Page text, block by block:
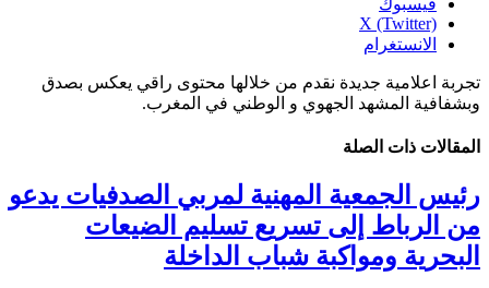
X (Twitter)
الانستغرام
تجربة اعلامية جديدة نقدم من خلالها محتوى راقي يعكس بصدق
وبشفافية المشهد الجهوي و الوطني في المغرب.
المقالات ذات الصلة
رئيس الجمعية المهنية لمربي الصدفيات يدعو
من الرباط إلى تسريع تسليم الضيعات
البحرية ومواكبة شباب الداخلة